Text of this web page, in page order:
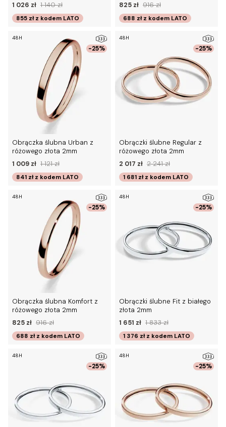
1 026 zł 1 140 zł
855 zł z kodem LATO
825 zł 916 zł
688 zł z kodem LATO
-25%
48H
Obrączka ślubna Urban z
różowego złota 2mm
1 009 zł 1 121 zł
841 zł z kodem LATO
-25%
48H
Obrączki ślubne Regular z
różowego złota 2mm
2 017 zł 2 241 zł
1 681 zł z kodem LATO
-25%
48H
Obrączka ślubna Komfort z
różowego złota 2mm
825 zł 916 zł
688 zł z kodem LATO
-25%
48H
Obrączki ślubne Fit z białego
złota 2mm
1 651 zł 1 833 zł
1 376 zł z kodem LATO
-25%
48H
-25%
48H